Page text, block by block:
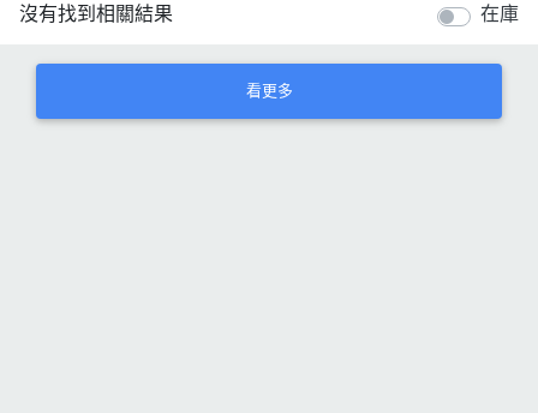
沒有找到相關結果 在庫
看更多